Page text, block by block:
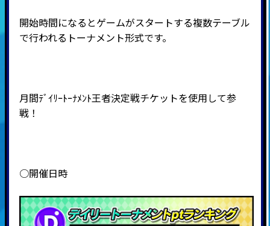
開始時間になるとゲームがスタートする複数テーブル
で行われるトーナメント形式です。
月間ﾃﾞｲﾘｰﾄｰﾅﾒﾝﾄ王者決定戦チケットを使用して参
戦！
○開催日時